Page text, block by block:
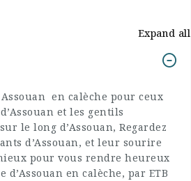
Expand all
en calèche pour ceux
et les gentils
le long d’Assouan, Regardez
d’Assouan, et leur sourire
pour vous rendre heureux
en calèche, par ETB